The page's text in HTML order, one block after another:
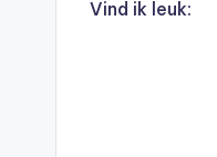
Vind ik leuk: